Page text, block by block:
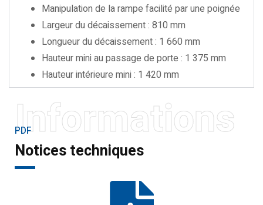
Manipulation de la rampe facilité par une poignée
Largeur du décaissement : 810 mm
Longueur du décaissement : 1 660 mm
Hauteur mini au passage de porte : 1 375 mm
Hauteur intérieure mini : 1 420 mm
Informations
PDF
Notices techniques